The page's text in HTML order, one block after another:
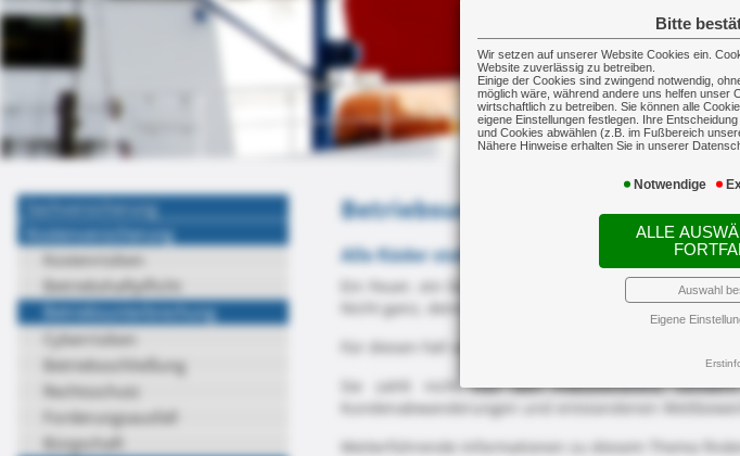
Bitte
Wir setzen auf unserer Website Cookies ein.
Website zuverlässig zu betreiben.
Einige der Cookies sind zwingend notwendig,
möglich wäre, während andere uns helfen unser
wirtschaftlich zu betreiben. Sie können alle
eigene Einstellungen festlegen. Ihre
und Cookies abwählen (z.B. im Fußbereich
Nähere Hinweise erhalten Sie in unserer
Notwendige
ALLE
Auswahl
Eigene
Sachversicherung
Kostenversicherung
Kostenrisiken
Betriebshaftpflicht
Betriebsunterbrechung
Cyberrisiken
Betriebsschließung
Rechtsschutz
Forderungsausfall
Bürgschaft
Betriebsunterbrechung
Alle Räder stehen still - aber die Kosten
Ein Feuer, ein Sturm oder Vandalismus können
Nicht ganz, denn die Fixkosten wie Miete und
Für diesen Fall sollten Sie mit einer
Sie zahlt nicht nur den Fixkostenblock,
Kundenabwanderungen und entstandenen
Weiterführende Informationen zu diesem Thema